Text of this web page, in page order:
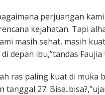
perjuangan
kejahatan. Tapi
masih sehat, masih
depan ibu,”tandas Faujia
ras paling kuat di muka
27.